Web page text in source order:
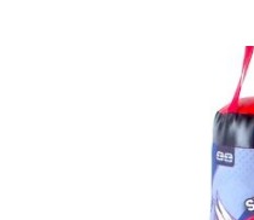
280 ден.